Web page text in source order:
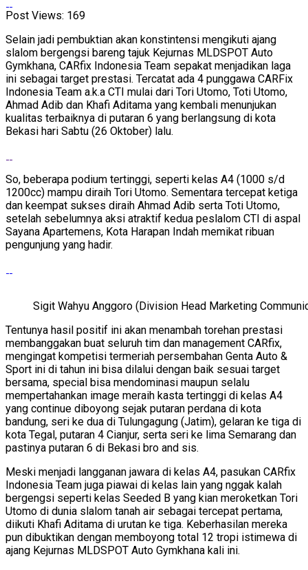
Post Views: 169
Selain jadi pembuktian akan konstintensi mengikuti ajang
slalom bergengsi bareng tajuk Kejurnas MLDSPOT Auto
Gymkhana, CARfix Indonesia Team sepakat menjadikan laga
ini sebagai target prestasi. Tercatat ada 4 punggawa CARFix
Indonesia Team a.k.a CTI mulai dari Tori Utomo, Toti Utomo,
Ahmad Adib dan Khafi Aditama yang kembali menunjukan
kualitas terbaiknya di putaran 6 yang berlangsung di kota
Bekasi hari Sabtu (26 Oktober) lalu.
So, beberapa podium tertinggi, seperti kelas A4 (1000 s/d
1200cc) mampu diraih Tori Utomo. Sementara tercepat ketiga
dan keempat sukses diraih Ahmad Adib serta Toti Utomo,
setelah sebelumnya aksi atraktif kedua peslalom CTI di aspal
Sayana Apartemens, Kota Harapan Indah memikat ribuan
pengunjung yang hadir.
Sigit Wahyu Anggoro (Division Head Marketing
Tentunya hasil positif ini akan menambah torehan prestasi
membanggakan buat seluruh tim dan management CARfix,
mengingat kompetisi termeriah persembahan Genta Auto &
Sport ini di tahun ini bisa dilalui dengan baik sesuai target
bersama, special bisa mendominasi maupun selalu
mempertahankan image meraih kasta tertinggi di kelas A4
yang continue diboyong sejak putaran perdana di kota
bandung, seri ke dua di Tulungagung (Jatim), gelaran ke tiga di
kota Tegal, putaran 4 Cianjur, serta seri ke lima Semarang dan
pastinya putaran 6 di Bekasi bro and sis.
Meski menjadi langganan jawara di kelas A4, pasukan CARfix
Indonesia Team juga piawai di kelas lain yang nggak kalah
bergengsi seperti kelas Seeded B yang kian meroketkan Tori
Utomo di dunia slalom tanah air sebagai tercepat pertama,
diikuti Khafi Aditama di urutan ke tiga. Keberhasilan mereka
pun dibuktikan dengan memboyong total 12 tropi istimewa di
ajang Kejurnas MLDSPOT Auto Gymkhana kali ini.